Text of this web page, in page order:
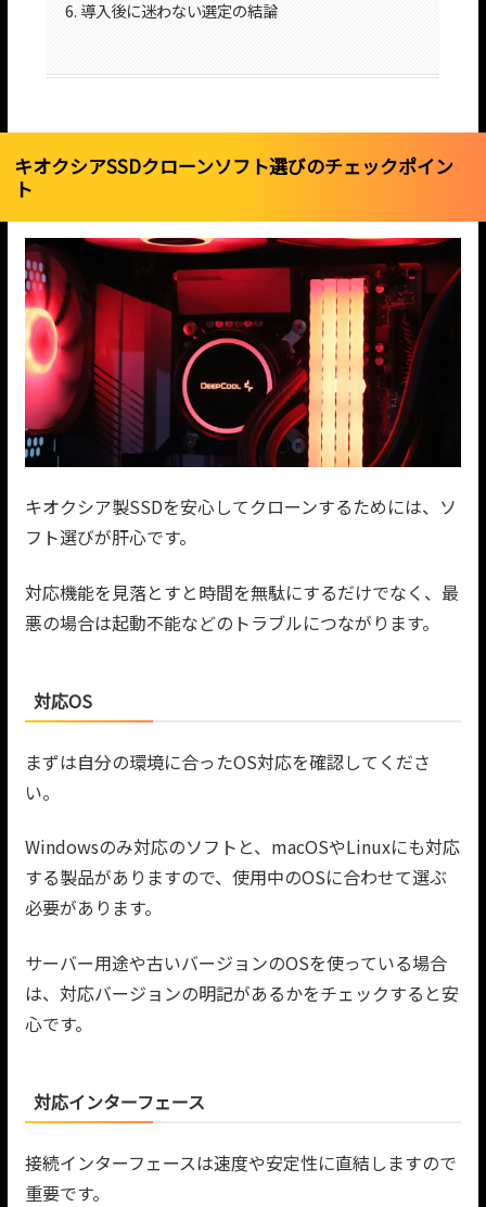
導入後に迷わない選定の結論
キオクシアSSDクローンソフト選びのチェックポイン
ト
キオクシア製SSDを安心してクローンするためには、ソ
フト選びが肝心です。
対応機能を見落とすと時間を無駄にするだけでなく、最
悪の場合は起動不能などのトラブルにつながります。
対応OS
まずは自分の環境に合ったOS対応を確認してくださ
い。
Windowsのみ対応のソフトと、macOSやLinuxにも対応
する製品がありますので、使用中のOSに合わせて選ぶ
必要があります。
サーバー用途や古いバージョンのOSを使っている場合
は、対応バージョンの明記があるかをチェックすると安
心です。
対応インターフェース
接続インターフェースは速度や安定性に直結しますので
重要です。